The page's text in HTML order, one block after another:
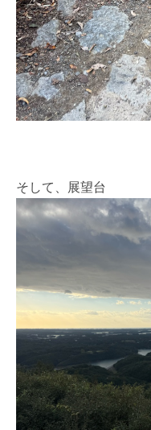
そして、展望台